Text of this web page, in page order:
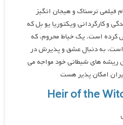
فیلمی ترسناک و هیجان انگیز
و به نویسندگی و کارگردانی ویکتوریا یو بِل که
کرده است. یک خیاط محروم، که
به دنبال عشق و پذیرش در
ریشه های شیطانی خود مواجه می